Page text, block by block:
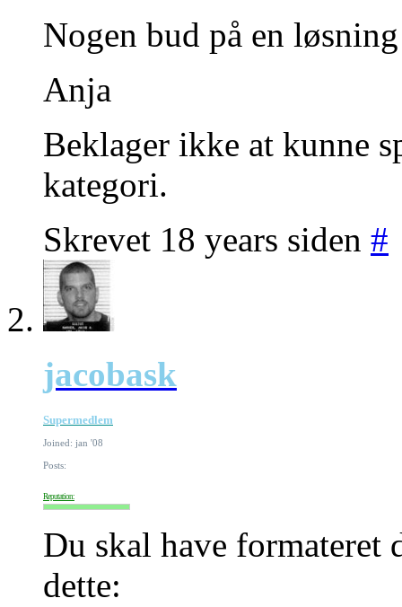
Nogen bud på en
Anja
Beklager ikke at kunne
kategori.
Skrevet 18 years siden #
jacobask
Supermedlem
Joined: jan '08
Posts:
Reputation:
Du skal have
dette: